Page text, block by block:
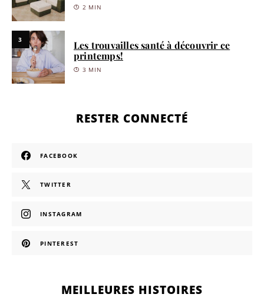
2 MIN
3
Les trouvailles santé à découvrir ce
printemps!
3 MIN
RESTER CONNECTÉ
FACEBOOK
TWITTER
INSTAGRAM
PINTEREST
MEILLEURES HISTOIRES